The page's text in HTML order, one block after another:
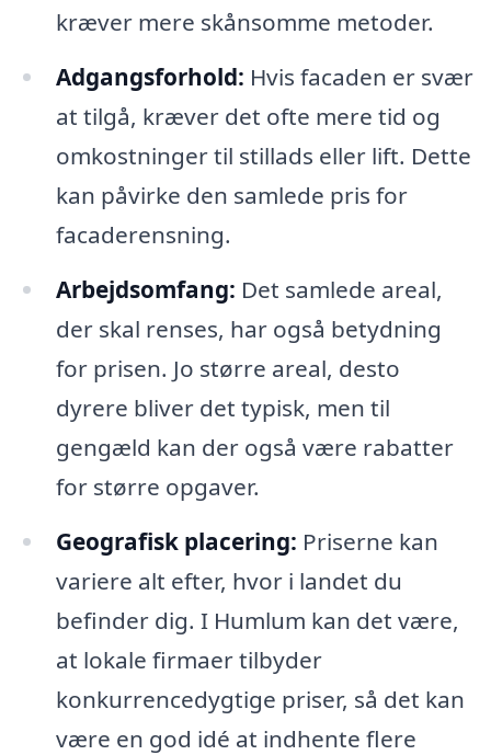
kræver mere skånsomme metoder.
Adgangsforhold: Hvis facaden er svær
at tilgå, kræver det ofte mere tid og
omkostninger til stillads eller lift. Dette
kan påvirke den samlede pris for
facaderensning.
Arbejdsomfang: Det samlede areal,
der skal renses, har også betydning
for prisen. Jo større areal, desto
dyrere bliver det typisk, men til
gengæld kan der også være rabatter
for større opgaver.
Geografisk placering: Priserne kan
variere alt efter, hvor i landet du
befinder dig. I Humlum kan det være,
at lokale firmaer tilbyder
konkurrencedygtige priser, så det kan
være en god idé at indhente flere